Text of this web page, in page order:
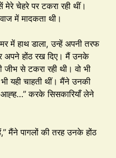
चेहरे पर टकरा रही थीं।
में मादकता थी।
में हाथ डाला, उन्हें अपनी तरफ
अपने होंठ रख दिए। मैं उनके
से टकरा रही थी। वो भी
यही चाहती थीं। मैंने उनकी
करके सिसकारियाँ लेने
मैंने पागलों की तरह उनके होंठ